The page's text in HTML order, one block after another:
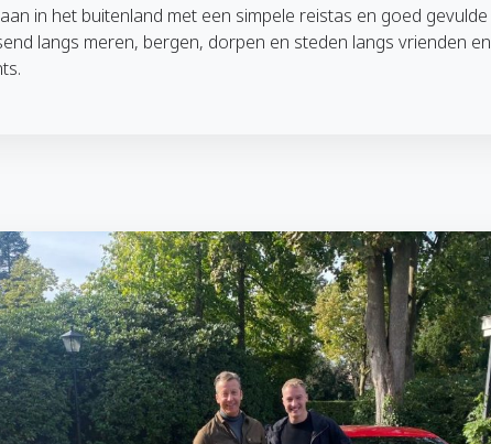
in het buitenland met een simpele reistas en goed gevulde
langs meren, bergen, dorpen en steden langs vrienden en